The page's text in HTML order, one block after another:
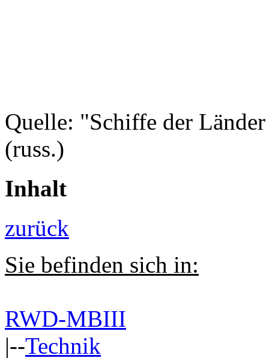
Quelle: "Schiffe der Länder
(russ.)
Inhalt
zurück
Sie befinden sich in:
RWD-MBIII
|--Technik